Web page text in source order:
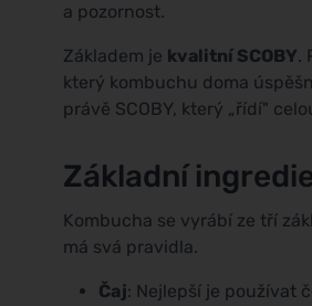
a pozornost.
Základem je kvalitní SCOBY.
který kombuchu doma
právě SCOBY, který „řídí"
Základní
Kombucha se vyrábí ze tří
má svá pravidla.
Čaj: Nejlepší je používat